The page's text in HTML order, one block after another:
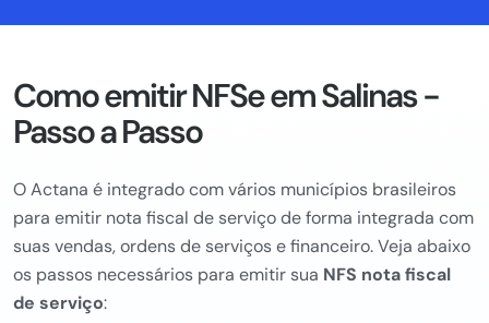
Como emitir NFSe em Salinas -
Passo a Passo
O Actana é integrado com vários municípios brasileiros
para emitir nota fiscal de serviço de forma integrada com
suas vendas, ordens de serviços e financeiro. Veja abaixo
os passos necessários para emitir sua NFS nota fiscal
de serviço: